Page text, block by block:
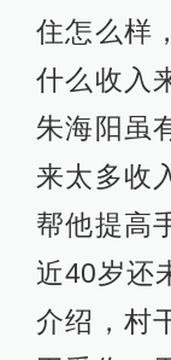
住怎么样
什么收入
朱海阳虽
来太多收
帮他提高
近40岁还
介绍，村